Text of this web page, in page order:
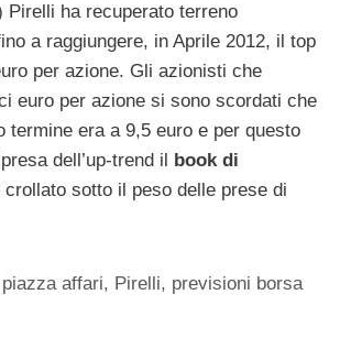
Pirelli ha recuperato terreno
a raggiungere, in Aprile 2012, il top
per azione. Gli azionisti che
euro per azione si sono scordati che
termine era a 9,5 euro e per questo
dell’up-trend il
book di
crollato sotto il peso delle prese di
piazza affari, Pirelli, previsioni borsa